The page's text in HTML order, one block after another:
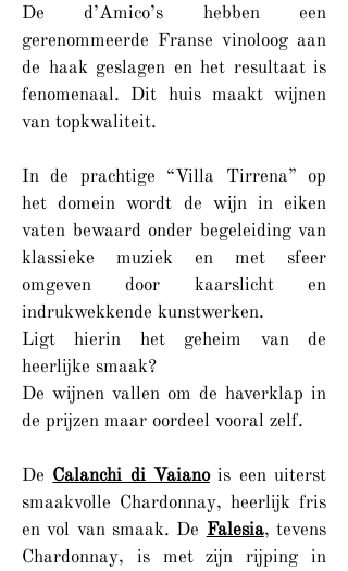
De d’Amico’s hebben een
gerenommeerde Franse vinoloog aan
de haak geslagen en het resultaat is
fenomenaal. Dit huis maakt wijnen
van topkwaliteit.
In de prachtige “Villa Tirrena” op
het domein wordt de wijn in eiken
vaten bewaard onder begeleiding van
klassieke muziek en met sfeer
omgeven door kaarslicht en
indrukwekkende kunstwerken.
Ligt hierin het geheim van de
heerlijke smaak?
De wijnen vallen om de haverklap in
de prijzen maar oordeel vooral zelf.
De Calanchi di Vaianois een uiterst
smaakvolle Chardonnay, heerlijk fris
en vol van smaak. De Falesia, tevens
Chardonnay, is met zijn rijping in